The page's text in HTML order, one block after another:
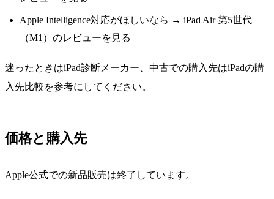
Apple Intelligence対応がほしいなら → iPad Air 第5世代
（M1）のレビューを見る
迷ったときはiPad診断メーカー 、中古での購入先はiPadの購
入先比較を参考にしてください。
価格と購入先
Apple公式での新品販売は終了しています。